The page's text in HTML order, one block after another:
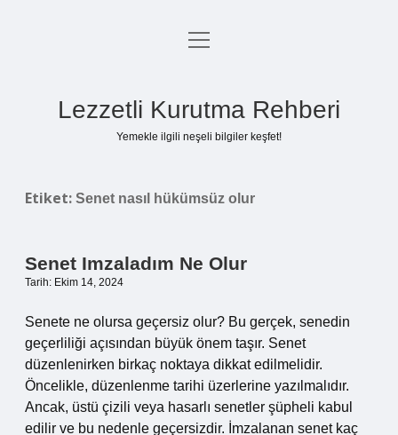
Anasayfa
menüyü
Lezzetli Kurutma Rehberi
Yemekle ilgili neşeli bilgiler keşfet!
Etiket: Senet nasıl hükümsüz olur
Senet Imzaladım Ne Olur
Tarih: Ekim 14, 2024
Senete ne olursa geçersiz olur? Bu gerçek, senedin
geçerliliği açısından büyük önem taşır. Senet
düzenlenirken birkaç noktaya dikkat edilmelidir.
Öncelikle, düzenlenme tarihi üzerlerine yazılmalıdır.
Ancak, üstü çizili veya hasarlı senetler şüpheli kabul
edilir ve bu nedenle geçersizdir. İmzalanan senet kaç